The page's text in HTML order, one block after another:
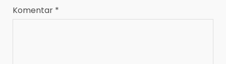
Komentar *